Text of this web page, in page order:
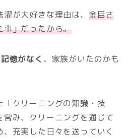
が大好きな理由は、 金目さ
事」だったから。
憶がなく 、家族がいたのかも
クリーニングの知識・技
み、クリーニングを通じて
充実した日々を送っていく